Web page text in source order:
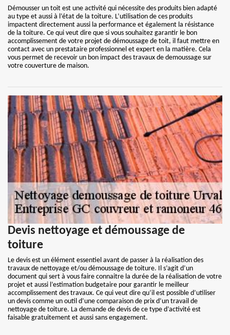
Démousser un toit est une activité qui nécessite des produits bien adapté
au type et aussi à l’état de la toiture. L’utilisation de ces produits
impactent directement aussi la performance et également la résistance
de la toiture. Ce qui veut dire que si vous souhaitez garantir le bon
accomplissement de votre projet de démoussage de toit, il faut mettre en
contact avec un prestataire professionnel et expert en la matière. Cela
vous permet de recevoir un bon impact des travaux de demoussage sur
votre couverture de maison.
Devis nettoyage et démoussage de
toiture
Le devis est un élément essentiel avant de passer à la réalisation des
travaux de nettoyage et/ou démoussage de toiture. Il s’agit d’un
document qui sert à vous faire connaitre la durée de la réalisation de votre
projet et aussi l’estimation budgetaire pour garantir le meilleur
accomplissement des travaux. Ce qui veut dire qu’il est possible d’utiliser
un devis comme un outil d’une comparaison de prix d’un travail de
nettoyage de toiture. La demande de devis de ce type d’activité est
faisable gratuitement et aussi sans engagement.